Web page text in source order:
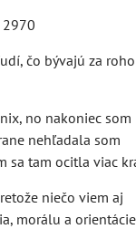
2970
čo bývajú za
no nakoniec som
nehľadala som
sa tam ocitla viac
niečo viem aj
morálu a